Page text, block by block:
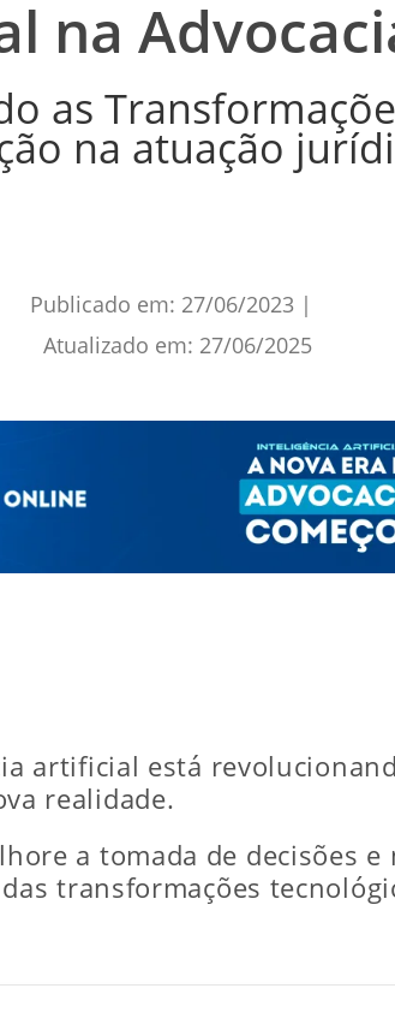
na
as
na atuação
Publicado em: 27/06/2023 |
Atualizado em: 27/06/2025
artificial está
realidade.
a tomada de decisões
transformações